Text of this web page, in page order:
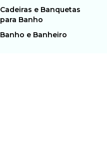
Cadeiras e Banquetas
para Banho
Banho e Banheiro